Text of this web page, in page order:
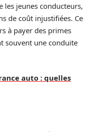
les jeunes conducteurs,
de coût injustifiées. Ce
à payer des primes
souvent une conduite
auto : quelles